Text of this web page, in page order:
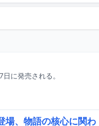
に発売される。
場、物語の核心に関わ